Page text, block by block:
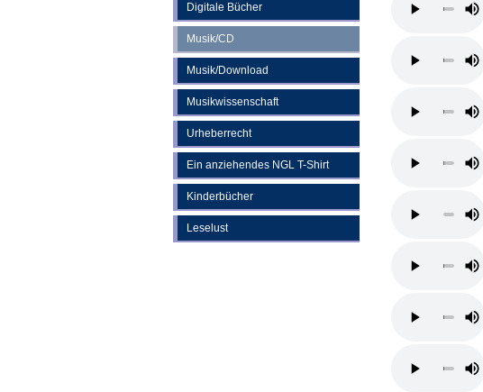
Digitale Bücher
Musik/CD
Musik/Download
Musikwissenschaft
Urheberrecht
Ein anziehendes NGL T-Shirt
Kinderbücher
Leselust